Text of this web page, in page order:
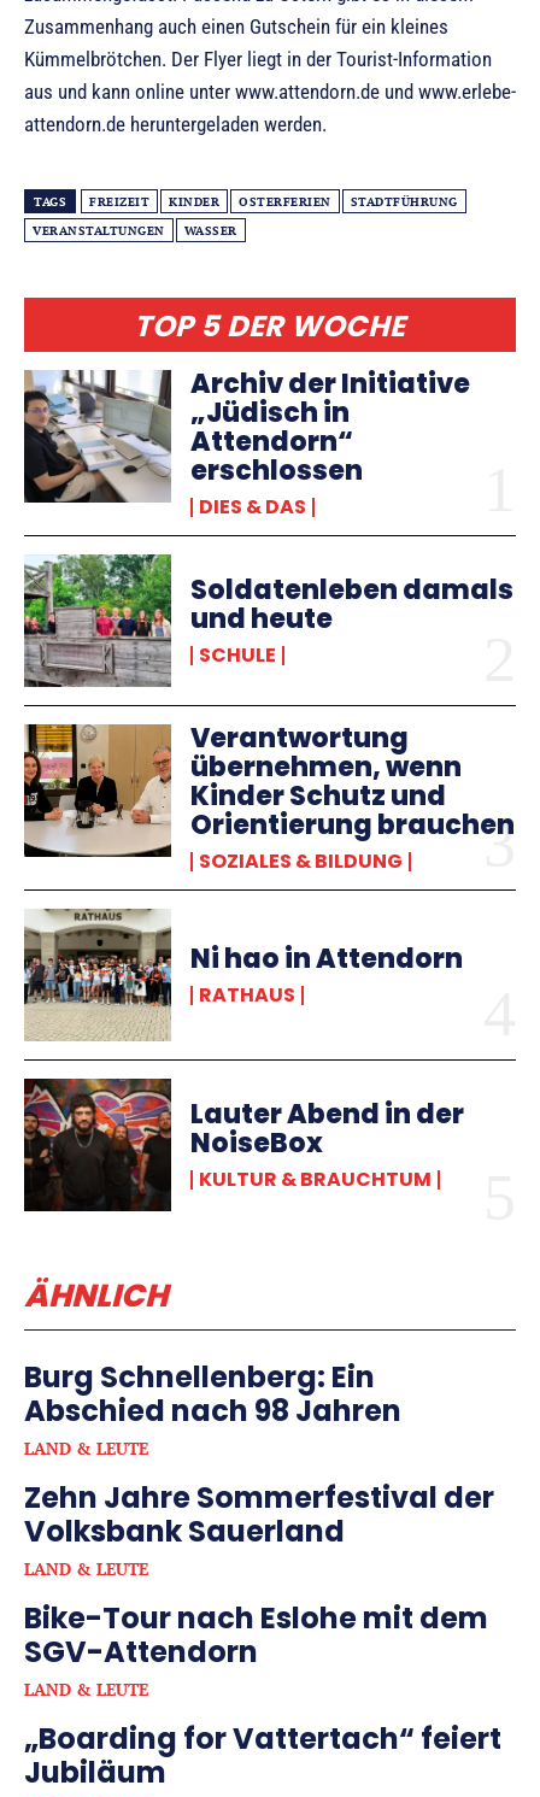
TOP 5 DER WOCHE
Archiv der Initiative
„Jüdisch in
Attendorn“
erschlossen
DIES & DAS
Soldatenleben damals
und heute
SCHULE
Verantwortung
übernehmen, wenn
Kinder Schutz und
Orientierung brauchen
SOZIALES & BILDUNG
Ni hao in Attendorn
RATHAUS
Lauter Abend in der
NoiseBox
KULTUR & BRAUCHTUM
ÄHNLICH
Burg Schnellenberg: Ein
Abschied nach 98 Jahren
LAND & LEUTE
Zehn Jahre Sommerfestival der
Volksbank Sauerland
LAND & LEUTE
Bike-Tour nach Eslohe mit dem
SGV-Attendorn
LAND & LEUTE
„Boarding for Vattertach“ feiert
Jubiläum
Zusammenhang auch einen Gutschein für ein kleines
Kümmelbrötchen. Der Flyer liegt in der Tourist-Information
aus und kann online unter www.attendorn.de und www.erlebe-
attendorn.de heruntergeladen werden.
TAGS FREIZEIT KINDER OSTERFERIEN
STADTFÜHRUNG
VERANSTALTUNGEN
WASSER